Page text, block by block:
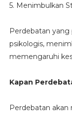
5. Menimbulkan
Perdebatan
psikologis,
memengaruhi
Kapan
Perdebatan akan